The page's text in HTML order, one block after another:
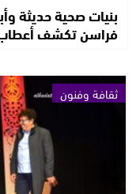
بنيات صحية حديثة
فراسن تكشف أعطاب
ثقافة وفنون